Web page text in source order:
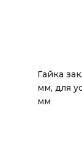
Гайка
мм, для
мм